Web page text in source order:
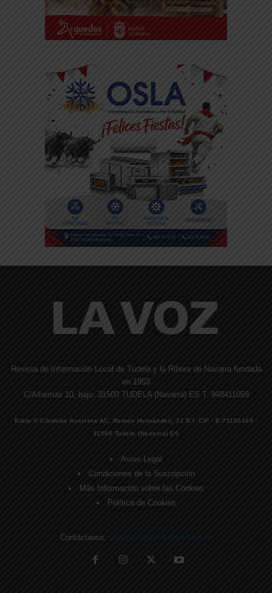
Revista de Información Local de Tudela y la Ribera de Navarra fundada
en 1953
C/Alhemas 10, bajo. 31500 TUDELA (Navarra) ES T. 948411059
Edita © Córdoba Acarreta AC, Ramos Hernández, JJ S.I. CIF · E-71185169 ·
31500 Tudela (Navarra) ES
Aviso Legal
Condiciones de la Suscripción
Más Información sobre las Cookies
Política de Cookies
Contáctanos: direccion@lavozdelaribera.es